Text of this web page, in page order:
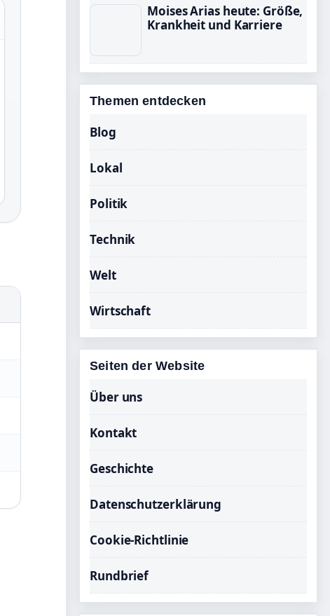
Moises Arias heute: Größe,
Krankheit und Karriere
Themen entdecken
Blog
Lokal
Politik
Technik
Welt
Wirtschaft
Seiten der Website
Über uns
Kontakt
Geschichte
Datenschutzerklärung
Cookie-Richtlinie
Rundbrief